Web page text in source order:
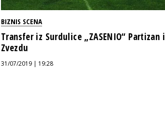
BIZNIS SCENA
Transfer iz Surdulice „ZASENIO“ Partizan i
Zvezdu
31/07/2019 | 19:28